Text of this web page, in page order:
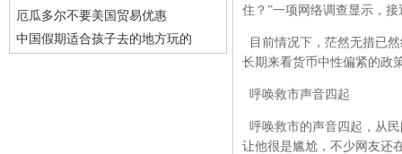
厄瓜多尔不要美国贸易优惠
中国假期适合孩子去的地方玩的
住？”一项网络调查显示，
目前情况下，茫然无措已
长期来看货币中性偏紧的政
呼唤救市声音四起
呼唤救市的声音四起，从
让他很是尴尬，不少网友还